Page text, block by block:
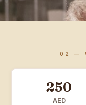
02 —
250
AED